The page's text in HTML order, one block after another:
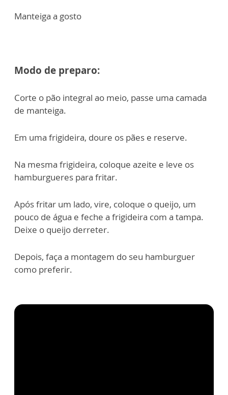
Manteiga a gosto
Modo de preparo:
Corte o pão integral ao meio, passe uma camada
de manteiga.
Em uma frigideira, doure os pães e reserve.
Na mesma frigideira, coloque azeite e leve os
hamburgueres para fritar.
Após fritar um lado, vire, coloque o queijo, um
pouco de água e feche a frigideira com a tampa.
Deixe o queijo derreter.
Depois, faça a montagem do seu hamburguer
como preferir.